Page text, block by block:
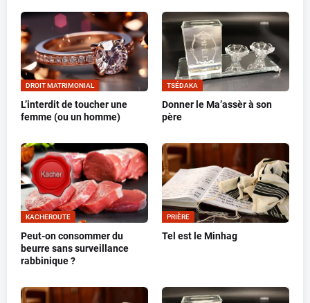
DROIT MATRIMONIAL
L’interdit de toucher une
femme (ou un homme)
TSÉDAKA
Donner le Ma’assèr à son
père
KACHEROUTE
Peut-on consommer du
beurre sans surveillance
rabbinique ?
PRIÈRE
Tel est le Minhag